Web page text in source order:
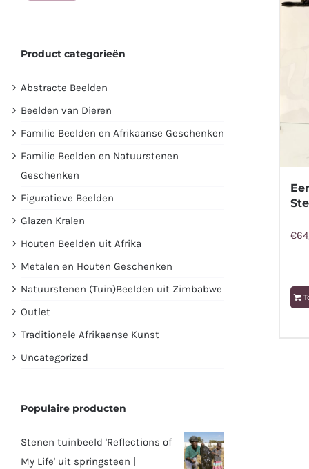
€
Product categorieën
Abstracte Beelden
Beelden van Dieren
Familie Beelden en Afrikaanse Geschenken
Familie Beelden en Natuurstenen
Geschenken
Figuratieve Beelden
Glazen Kralen
Houten Beelden uit Afrika
Metalen en Houten Geschenken
Natuurstenen (Tuin)Beelden uit Zimbabwe
Outlet
Traditionele Afrikaanse Kunst
Uncategorized
Populaire producten
Stenen tuinbeeld 'Reflections of
My Life' uit springsteen |